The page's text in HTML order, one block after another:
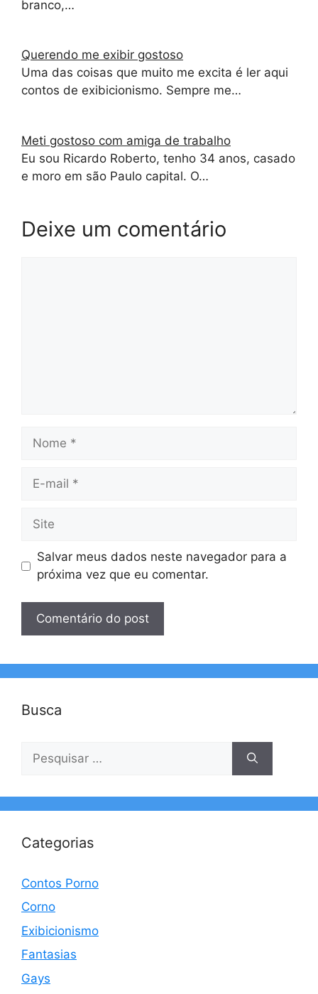
branco,…
Querendo me exibir gostoso
Uma das coisas que muito me excita é ler aqui
contos de exibicionismo. Sempre me…
Meti gostoso com amiga de trabalho
Eu sou Ricardo Roberto, tenho 34 anos, casado
e moro em são Paulo capital. O…
Deixe um comentário
Nome
Site
Salvar meus dados neste navegador para a
próxima vez que eu comentar.
Busca
por:
Categorias
Contos Porno
Corno
Exibicionismo
Fantasias
Gays